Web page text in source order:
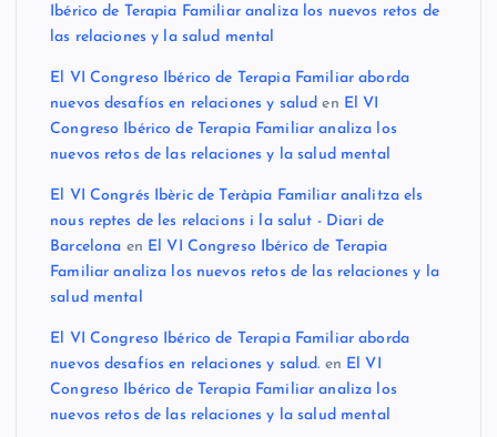
Ibérico de Terapia Familiar analiza los nuevos retos de
las relaciones y la salud mental
El VI Congreso Ibérico de Terapia Familiar aborda
nuevos desafíos en relaciones y salud en El VI
Congreso Ibérico de Terapia Familiar analiza los
nuevos retos de las relaciones y la salud mental
El VI Congrés Ibèric de Teràpia Familiar analitza els
nous reptes de les relacions i la salut - Diari de
Barcelona en El VI Congreso Ibérico de Terapia
Familiar analiza los nuevos retos de las relaciones y la
salud mental
El VI Congreso Ibérico de Terapia Familiar aborda
nuevos desafíos en relaciones y salud. en El VI
Congreso Ibérico de Terapia Familiar analiza los
nuevos retos de las relaciones y la salud mental